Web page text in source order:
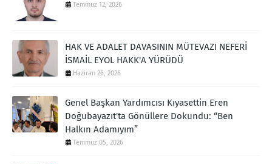
Temmuz 12, 2026
HAK VE ADALET DAVASININ MÜTEVAZI NEFERİ
İSMAİL EYOL HAKK'A YÜRÜDÜ
Haziran 26, 2026
Genel Başkan Yardımcısı Kıyasettin Eren
Doğubayazıt'ta Gönüllere Dokundu: “Ben
Halkın Adamıyım”
Temmuz 05, 2026